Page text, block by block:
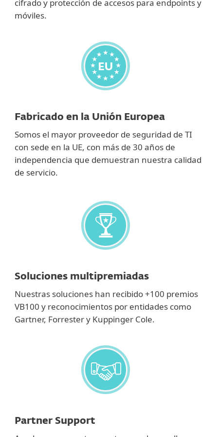
cifrado y protección de accesos para endpoints y
móviles.
Fabricado en la Unión Europea
Somos el mayor proveedor de seguridad de TI
con sede en la UE, con más de 30 años de
independencia que demuestran nuestra calidad
de servicio.
Soluciones multipremiadas
Nuestras soluciones han recibido +100 premios
VB100 y reconocimientos por entidades como
Gartner, Forrester y Kuppinger Cole.
Partner Support